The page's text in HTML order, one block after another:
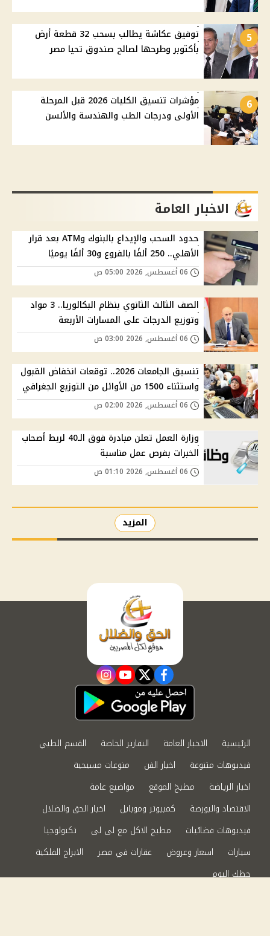
5
توفيق عكاشة يطالب بسحب 32 قطعة أرض
بأكتوبر وطرحها لصالح صندوق تحيا مصر
6
مؤشرات تنسيق الكليات 2026 قبل المرحلة
الأولى ودرجات الطب والهندسة والألسن
الاخبار العامة
حدود السحب والإيداع بالبنوك وATM بعد قرار
الأهلي.. 250 ألفًا بالفروع و30 ألفًا يوميًا
الصف الثالث الثانوي بنظام البكالوريا.. 3 مواد
وتوزيع الدرجات على المسارات الأربعة
تنسيق الجامعات 2026.. توقعات انخفاض القبول
واستثناء 1500 من الأوائل من التوزيع الجغرافي
وزارة العمل تعلن مبادرة فوق الـ40 لربط أصحاب
الخبرات بفرص عمل مناسبة
المزيد
facebook
twitter
youtube
instagram
الرئيسية الاخبار العامة التقارير الخاصة
القسم الطبي
فيديوهات متنوعة
اخبار الفن
منوعات مسيحية
اخبار الرياضة
مطبخ الموقع
مواضيع عامة
الاقتصاد والبورصة
كمبيوتر وموبايل
اخبار الحق والضلال
فيديوهات فضائيات
مطبخ الاكل مع لى لى
تكنولوجيا
سيارات
اسعار وعروض عقارات في مصر
الابراج الفلكية
حظك اليوم